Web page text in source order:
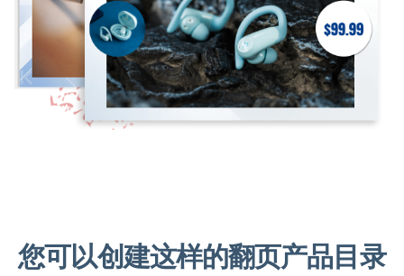
您可以创建这样的翻页产品目录